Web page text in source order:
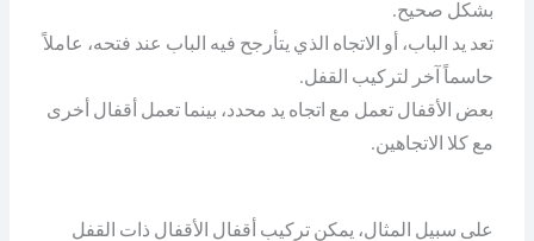
بشكل صحيح.
تعد يد الباب، أو الاتجاه الذي يتأرجح فيه الباب عند فتحه، عاملاً
حاسماً آخر لتركيب القفل.
بعض الأقفال تعمل مع اتجاه يد محدد، بينما تعمل أقفال أخرى
مع كلا الاتجاهين.
على سبيل المثال، يمكن تركيب أقفال الأقفال ذات القفل